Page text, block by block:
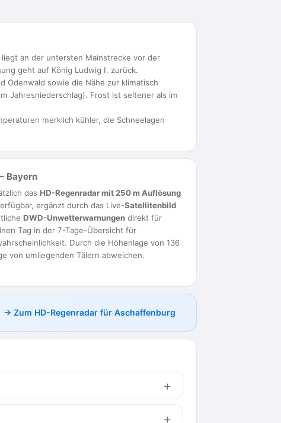
an der untersten Mainstrecke vor der
geht auf König Ludwig I. zurück.
Odenwald sowie die Nähe zur klimatisch
Jahresniederschlag). Frost ist seltener als im
merklich kühler, die Schneelagen
Bayern
das HD-Regenradar mit 250 m Auflösung
ergänzt durch das Live-Satellitenbild
DWD-Unwetterwarnungen direkt für
Tag in der 7-Tage-Übersicht für
Durch die Höhenlage von 136
von umliegenden Tälern abweichen.
→ Zum HD-Regenradar für Aschaffenburg